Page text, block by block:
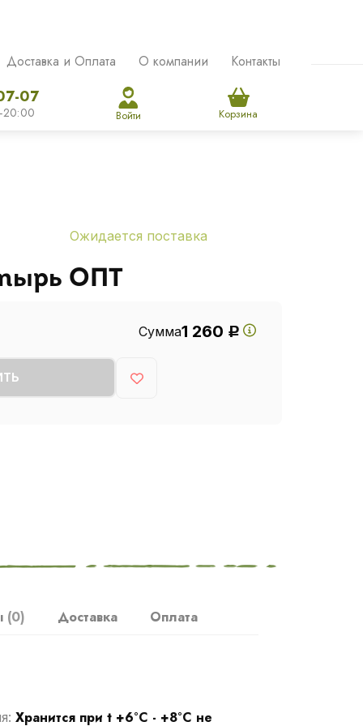
Доставка и Оплата О компании Контакты
07
20:00 Войти Корзина
Ожидается поставка
ОПТ
Сумма1 260 Р
(0) Доставка Оплата
Хранится при t +6°С - +8°С не